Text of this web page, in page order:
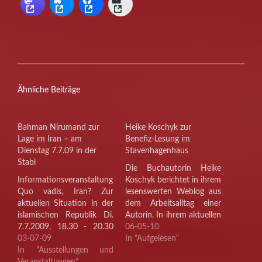
Ähnliche Beiträge
Bahman Nirumand zur
Lage im Iran – am
Dienstag 7.7.09 in der
Stabi
Informationsveranstaltung
Quo vadis, Iran? Zur
aktuellen Situation in der
islamischen Republik Di.
7.7.2009, 18.30 - 20.30
Uhr Staats- und
Universitätsbibliothek
03-07-09
In "Ausstellungen und
Heike Koschyk zur
Benefiz-Lesung im
Stavenhagenhaus
Die Buchautorin Heike
Koschyk berichtet in ihrem
lesenswerten Weblog aus
dem Arbeitsalltag einer
Autorin. In ihrem aktuellen
Blogeintrag «Gegen das
Vergessen» blickt sie auf
06-05-10
In "Aufgelesen"